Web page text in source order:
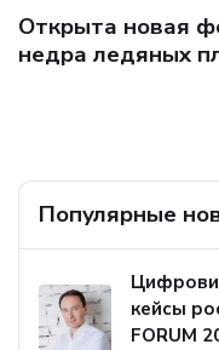
Открыта новая
недра ледяных
Популярные
кейсы
FORUM